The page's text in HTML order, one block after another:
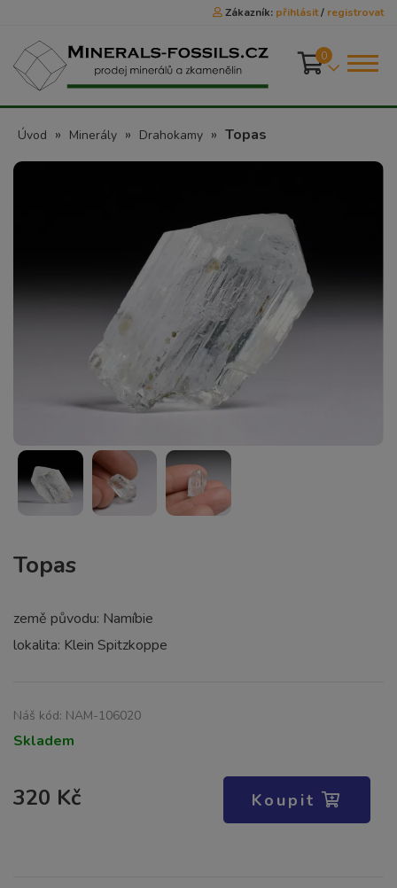
Zákazník: přihlásit/ registrovat
0
Úvod » Minerály » Drahokamy » Topas
Topas
země původu: Namíbie
lokalita: Klein Spitzkoppe
Náš kód: NAM-106020
Skladem
320 Kč Koupit